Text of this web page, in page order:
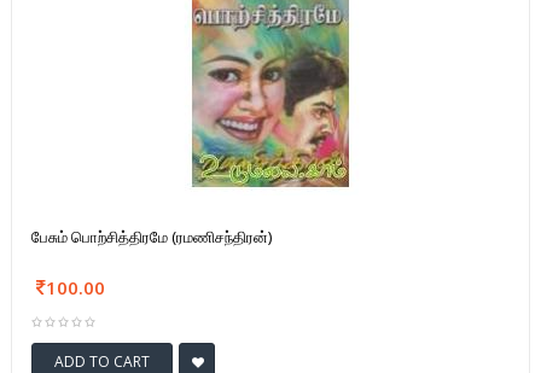
பேசும் பொற்சித்திரமே (ரமணிசந்திரன்)
100.00
ADD TO CART